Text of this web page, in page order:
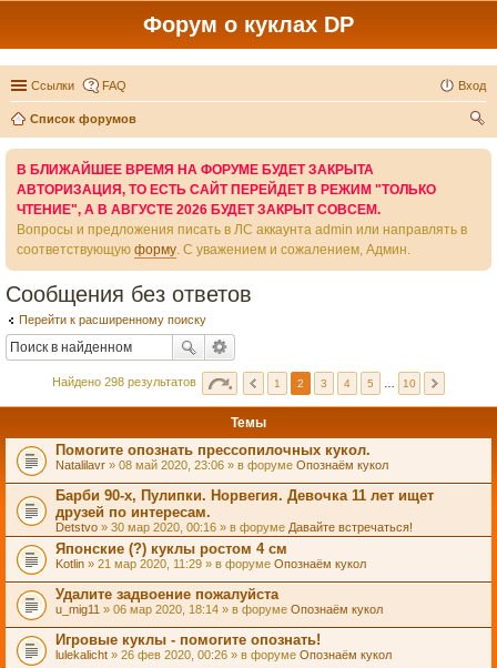
Форум о куклах DP
Ссылки FAQ Вход
Список форумов
В БЛИЖАЙШЕЕ ВРЕМЯ НА ФОРУМЕ БУДЕТ ЗАКРЫТА
АВТОРИЗАЦИЯ, ТО ЕСТЬ САЙТ ПЕРЕЙДЕТ В РЕЖИМ "ТОЛЬКО
ЧТЕНИЕ", А В АВГУСТЕ 2026 БУДЕТ ЗАКРЫТ СОВСЕМ.
Вопросы и предложения писать в ЛС аккаунта admin или направлять в
соответствующую форму. С уважением и сожалением, Админ.
Сообщения без ответов
Перейти к расширенному поиску
Найдено 298 результатов 1 2 3 4 5 10
Темы
Помогите опознать прессопилочных кукол.
Natalilavr » 08 май 2020, 23:06 » в форуме Опознаём кукол
Барби 90-х, Пулипки. Норвегия. Девочка 11 лет ищет
друзей по интересам.
Detstvo » 30 мар 2020, 00:16 » в форуме Давайте встречаться!
Японские (?) куклы ростом 4 см
Kotlin » 21 мар 2020, 11:29 » в форуме Опознаём кукол
Удалите задвоение пожалуйста
u_mig11 » 06 мар 2020, 18:14 » в форуме Опознаём кукол
Игровые куклы - помогите опознать!
lulekalicht » 26 фев 2020, 00:26 » в форуме Опознаём кукол